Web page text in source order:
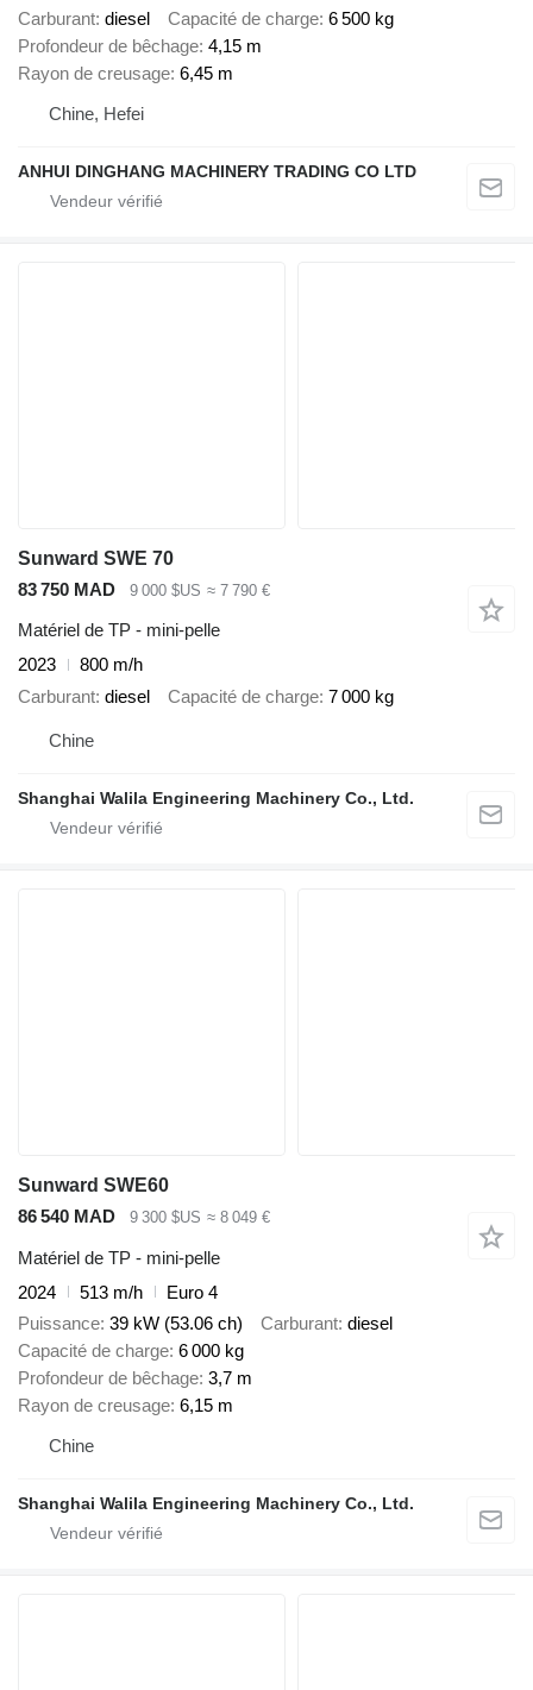
Carburant diesel Capacité de charge 6 500 kg
Profondeur de bêchage 4,15 m
Rayon de creusage 6,45 m
Chine, Hefei
ANHUI DINGHANG MACHINERY TRADING CO LTD
Sunward SWE 70
83 750 MAD
9 000 $US ≈ 7 790 €
Matériel de TP - mini-pelle
2023
800 m/h
Carburant diesel Capacité de charge 7 000 kg
Chine
Shanghai Walila Engineering Machinery Co., Ltd.
Sunward SWE60
86 540 MAD
9 300 $US ≈ 8 049 €
Matériel de TP - mini-pelle
2024
513 m/h
Euro 4
Puissance 39 kW (53.06 ch) Carburant diesel
Capacité de charge 6 000 kg
Profondeur de bêchage 3,7 m
Rayon de creusage 6,15 m
Chine
Shanghai Walila Engineering Machinery Co., Ltd.